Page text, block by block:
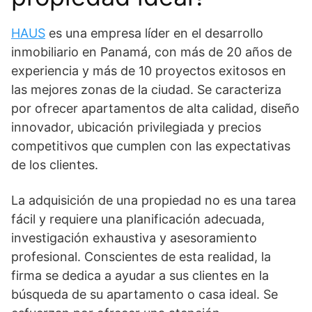
HAUS es una empresa líder en el desarrollo
inmobiliario en Panamá, con más de 20 años de
experiencia y más de 10 proyectos exitosos en
las mejores zonas de la ciudad. Se caracteriza
por ofrecer apartamentos de alta calidad, diseño
innovador, ubicación privilegiada y precios
competitivos que cumplen con las expectativas
de los clientes.
La adquisición de una propiedad no es una tarea
fácil y requiere una planificación adecuada,
investigación exhaustiva y asesoramiento
profesional. Conscientes de esta realidad, la
firma se dedica a ayudar a sus clientes en la
búsqueda de su apartamento o casa ideal. Se